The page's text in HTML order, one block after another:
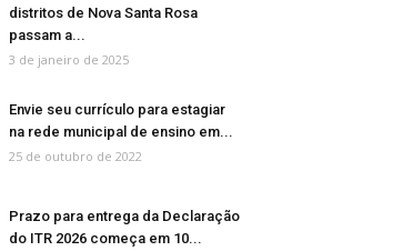
distritos de Nova Santa Rosa
passam a...
3 de janeiro de 2025
Envie seu currículo para estagiar
na rede municipal de ensino em...
25 de outubro de 2022
Prazo para entrega da Declaração
do ITR 2026 começa em 10...